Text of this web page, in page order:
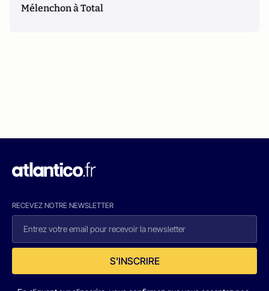
Mélenchon à Total
RECEVEZ NOTRE NEWSLETTER
S'INSCRIRE